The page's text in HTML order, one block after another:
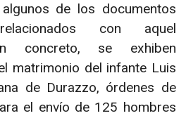
de los documentos
con aquel
concreto, se exhiben
matrimonio del infante Luis
de Durazzo, órdenes de
el envío de 125 hombres